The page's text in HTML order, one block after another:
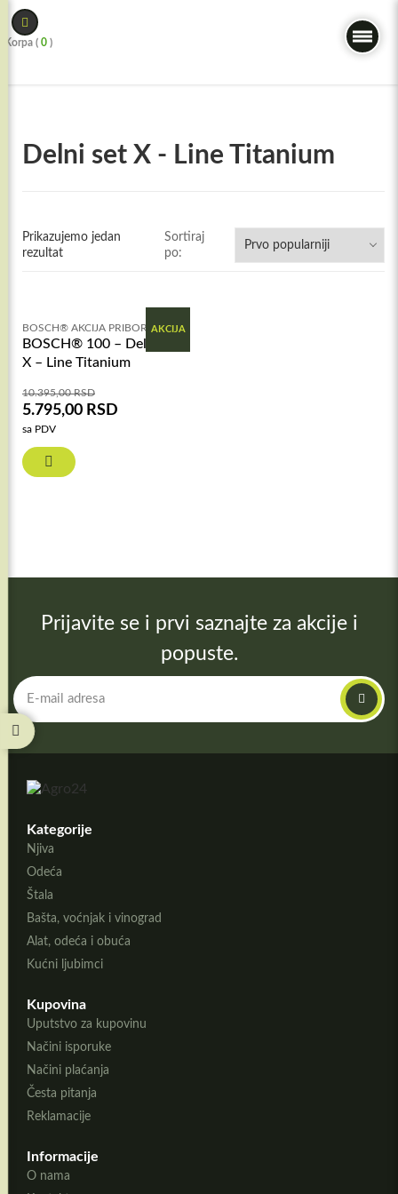
Skip
to
content
Korpa ( 0 )
Delni set X - Line Titanium
Prikazujemo jedan
rezultat
Sortiraj
po:
AKCIJA
BOSCH® AKCIJA PRIBOR
BOSCH® 100 – Delni set
X – Line Titanium
10.395,00RSD
5.795,00 RSD
sa PDV
Prijavite se i prvi saznajte za akcije i
popuste.
Kategorije
Njiva
Odeća
Štala
Bašta, voćnjak i vinograd
Alat, odeća i obuća
Kućni ljubimci
Kupovina
Uputstvo za kupovinu
Načini isporuke
Načini plaćanja
Česta pitanja
Reklamacije
Informacije
O nama